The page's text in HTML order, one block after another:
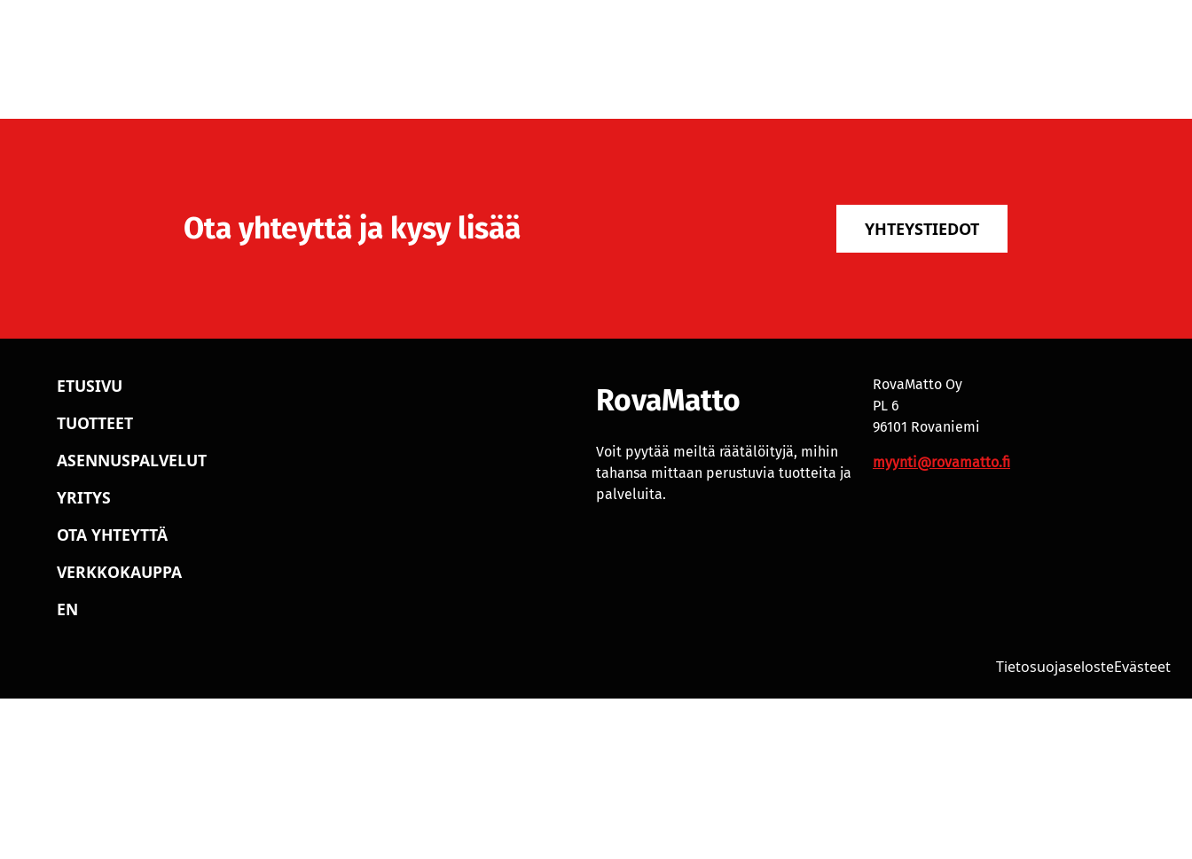
Ota yhteyttä ja kysy lisää YHTEYSTIEDOT
RovaMatto
Voit pyytää meiltä räätälöityjä, mihin
tahansa mittaan perustuvia tuotteita ja
palveluita.
RovaMatto Oy
PL 6
96101 Rovaniemi
myynti@rovamatto.fi
ETUSIVU
TUOTTEET
ASENNUSPALVELUT
YRITYS
OTA YHTEYTTÄ
VERKKOKAUPPA
EN
TietosuojaselosteEvästeet